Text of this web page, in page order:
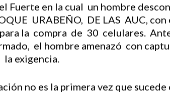
or ESC to close
Fuerte en la cual un hombre
URABEÑO, DE LAS AUC,
la compra de 30 celulares.
el hombre amenazó con
la exigencia.
no es la primera vez que